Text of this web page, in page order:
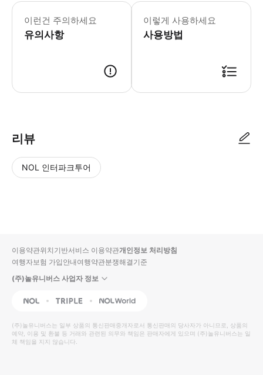
이런건 주의하세요
유의사항
* 소요시간 : 390분 (옵션에 따라 소
이렇게 사용하세요
사용방법
리뷰
NOL 인터파크투어
입니
다.
높
은
순
동
영
상
순
상
이용약관위치기반서비스 이용약관개인정보 처리방침
여행자보험 가입안내여행약관분쟁해결기준
(주)놀유니버스 사업자 정보
NOL Triple Interpark Global
(주)놀유니버스는 일부 상품의 통신판매중개자로서 통신판매의 당사자가 아니므로, 상품의
예약, 이용 및 환불 등 거래와 관련된 의무와 책임은 판매자에게 있으며 (주)놀유니버스는 일
체 책임을 지지 않습니다.